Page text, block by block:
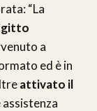
“La
a
ed è in
attivato il